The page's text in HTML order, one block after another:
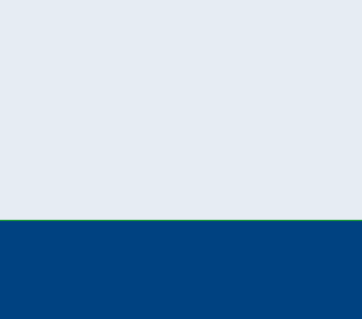
einer Bestandsaufnahme der
wie Familien besser vor,
sie und ihre Kinder bestes